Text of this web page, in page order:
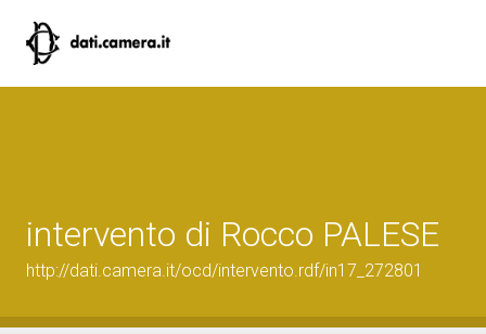
intervento di Rocco PALESE
http://dati.camera.it/ocd/intervento.rdf/in17_272801